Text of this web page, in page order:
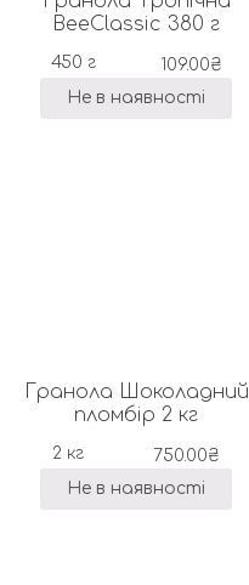
BeeClassic 380 г
450 г 109.00₴
Не в наявності
Гранола Шоколадний
пломбір 2 кг
2 кг 750.00₴
Не в наявності